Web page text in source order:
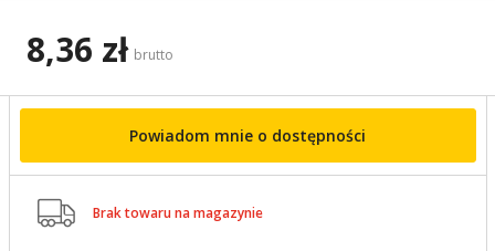
8,36 zł brutto
Powiadom mnie o dostępności
 Brak towaru na magazynie